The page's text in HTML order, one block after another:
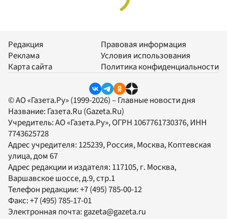
Редакция
Реклама
Карта сайта
Правовая информация
Условия использования
Политика конфиденциальности
© АО «Газета.Ру» (1999-2026) – Главные новости дня
Название: Газета.Ru (Gazeta.Ru)
Учредитель:АО «Газета.Ру», ОГРН 1067761730376, ИНН
7743625728
Адрес учредителя: 125239, Россия, Москва, Коптевская
улица, дом 67
Адрес редакции и издателя: 117105, г. Москва,
Варшавское шоссе, д.9, стр.1
Телефон редакции:+7 (495) 785-00-12
Факс:+7 (495) 785-17-01
Электронная почта:gazeta@gazeta.ru